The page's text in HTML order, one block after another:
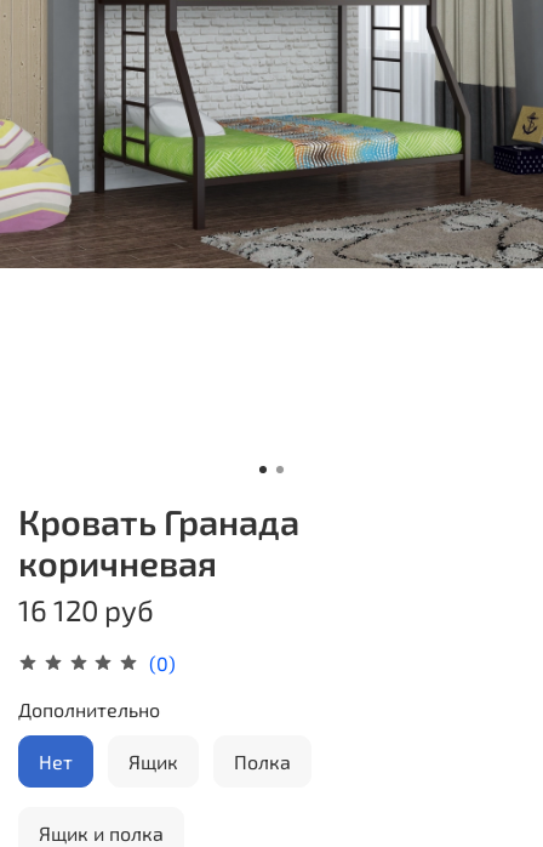
(0)
Кровать Гранада
коричневая
16 120 руб
Дополнительно
Нет Ящик Полка
Ящик и полка